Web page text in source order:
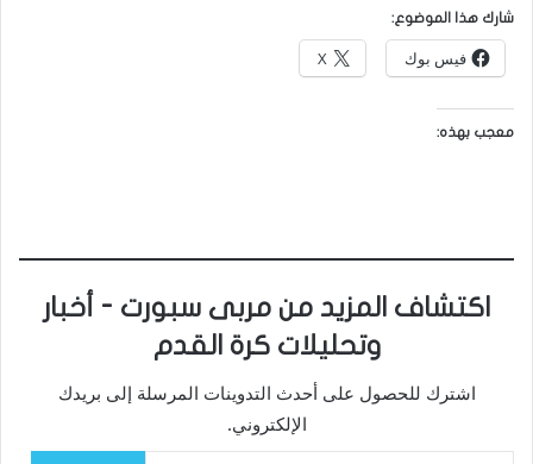
شارك هذا الموضوع:
فيس بوك X
معجب بهذه:
اكتشاف المزيد من مربى سبورت - أخبار
وتحليلات كرة القدم
اشترك للحصول على أحدث التدوينات المرسلة إلى بريدك
الإلكتروني.
كتابة بريدك الإلكتروني...